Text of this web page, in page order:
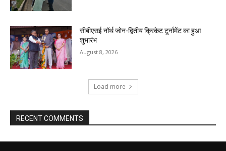
सीबीएसई नॉर्थ जोन-द्वितीय क्रिकेट टूर्नामेंट का हुआ
शुभारंभ
August 8, 2026
Load more
RECENT COMMENTS